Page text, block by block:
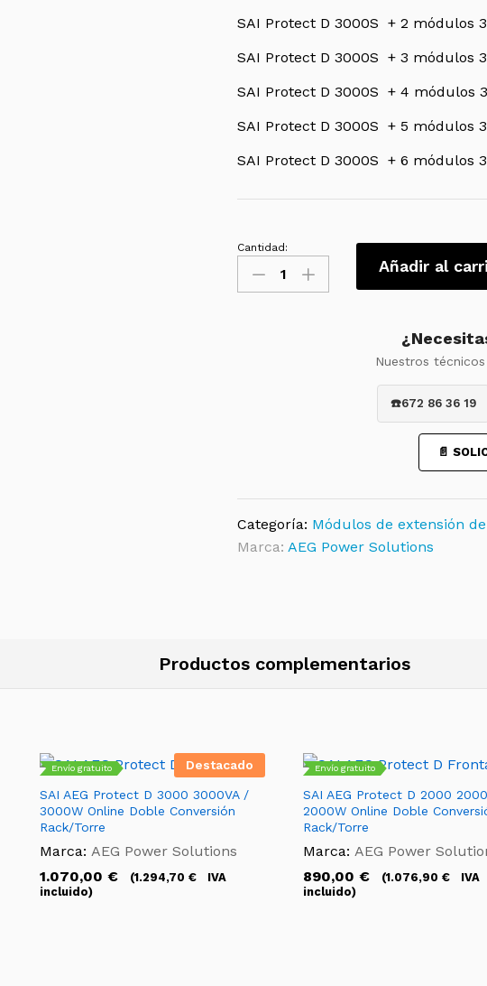
SAI Protect D 3000S + 2 módulos
SAI Protect D 3000S + 3 módulos
SAI Protect D 3000S + 4 módulos
SAI Protect D 3000S + 5 módulos
SAI Protect D 3000S + 6 módulos
Módulo
de
Baterías
2000/3000
quantity
Cantidad:
Añadir al
Nuestros
☎️672 86 36 19
📄
Categoría: Módulos de extensión
Marca:AEG Power Solutions
Productos complementarios
Envío gratuito Destacado
SAI AEG Protect D 3000 3000VA /
3000W Online Doble Conversión
Rack/Torre
Marca: AEG Power Solutions
1.070,00 € (1.294,70 €
IVA
incluido)
Envío gratuito
SAI AEG Protect D 2000
2000W Online Doble
Rack/Torre
Marca: AEG Power
890,00 € (1.076,90 €
IVA
incluido)